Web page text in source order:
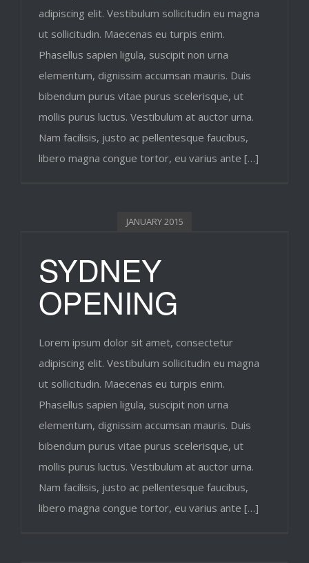
adipiscing elit. Vestibulum sollicitudin eu magna
ut sollicitudin. Maecenas eu turpis enim.
Phasellus sapien ligula, suscipit non urna
elementum, dignissim accumsan mauris. Duis
bibendum purus vitae purus scelerisque, ut
mollis purus luctus. Vestibulum at auctor urna.
Nam facilisis, justo ac pellentesque faucibus,
libero magna congue tortor, eu varius ante […]
JANUARY 2015
SYDNEY
OPENING
Lorem ipsum dolor sit amet, consectetur
adipiscing elit. Vestibulum sollicitudin eu magna
ut sollicitudin. Maecenas eu turpis enim.
Phasellus sapien ligula, suscipit non urna
elementum, dignissim accumsan mauris. Duis
bibendum purus vitae purus scelerisque, ut
mollis purus luctus. Vestibulum at auctor urna.
Nam facilisis, justo ac pellentesque faucibus,
libero magna congue tortor, eu varius ante […]